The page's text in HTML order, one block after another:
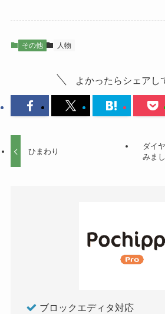
その他 人物
よかったらシェアし
ひまわり
ダイ
みま
ブロックエディタ対応